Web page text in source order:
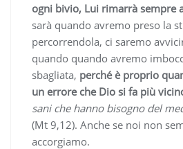
ogni bivio, Lui rimarrà sempre
sarà quando avremo preso la
percorrendola, ci saremo
quando quando avremo
sbagliata, perché è proprio
un errore che Dio si fa più
sani che hanno bisogno del
(Mt 9,12). Anche se noi non
accorgiamo.